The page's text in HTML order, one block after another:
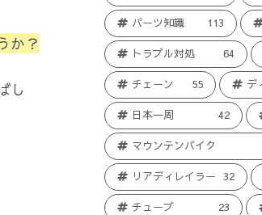
か？
し
パーツ知識 113
トラブル対処 64
チェーン 55 デ
日本一周 42
マウンテンバイク
リアディレイラー 32
チューブ 23